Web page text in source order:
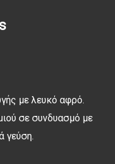
με λευκό αφρό.
σε συνδυασμό με
γεύση.